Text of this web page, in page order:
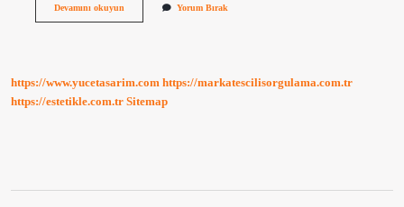
Devamını okuyunAdem
Yorum Bırak
https://www.yucetasarim.com https://markatescilisorgulama.com.tr
https://estetikle.com.tr Sitemap